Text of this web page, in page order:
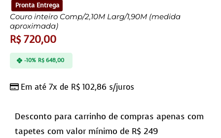
Pronta Entrega
Couro inteiro Comp/2,10M Larg/1,90M (medida
aproximada)
R$720,00
Em até 7x de R$ 102,86 s/juros
-10% R$648,00
Desconto para carrinho de compras apenas com
tapetes com valor mínimo de R$ 249